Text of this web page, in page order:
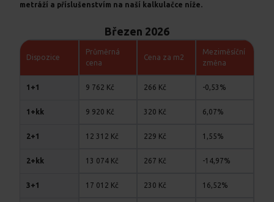
metráží a příslušenstvím na naší kalkulačce níže.
Březen 2026
Dispozice
Průměrná
cena
Cena za m2
Meziměsíční
změna
1+1 9 762 Kč 266 Kč -0,53%
1+kk 9 920 Kč 320 Kč 6,07%
2+1 12 312 Kč 229 Kč 1,55%
2+kk 13 074 Kč 267 Kč -14,97%
3+1 17 012 Kč 230 Kč 16,52%